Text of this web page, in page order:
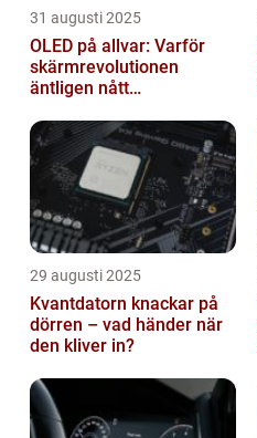
31 augusti 2025
OLED på allvar: Varför
skärmrevolutionen
äntligen nått
29 augusti 2025
Kvantdatorn knackar på
dörren – vad händer när
den kliver in?